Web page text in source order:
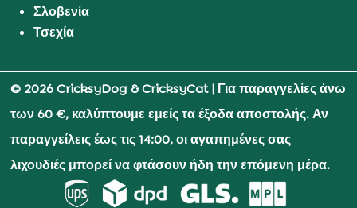
Σλοβενία
Τσεχία
© 2026 CricksyDog & CricksyCat| Για παραγγελίες άνω
των 60 €, καλύπτουμε εμείς τα έξοδα αποστολής. Αν
παραγγείλεις έως τις 14:00, οι αγαπημένες σας
λιχουδιές μπορεί να φτάσουν ήδη την επόμενη μέρα.